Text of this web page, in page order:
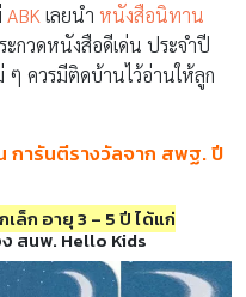
ABK เลยนำ หนังสือนิทาน
กวดหนังสือดีเด่น ประจำปี
ควรมีติดบ้านไว้อ่านให้ลูก
การันตีรางวัลจาก สพฐ. ปี
ล็ก อายุ 3 – 5 ปี ได้แก่
สนพ. Hello Kids